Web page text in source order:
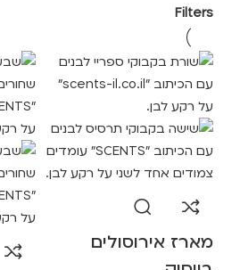
Filters
מארז אירוסולים